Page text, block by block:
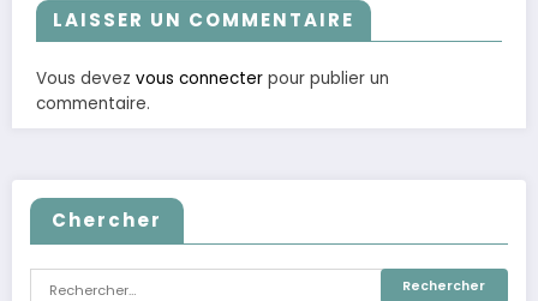
LAISSER UN COMMENTAIRE
Vous devez vous connecter pour publier un
commentaire.
Chercher